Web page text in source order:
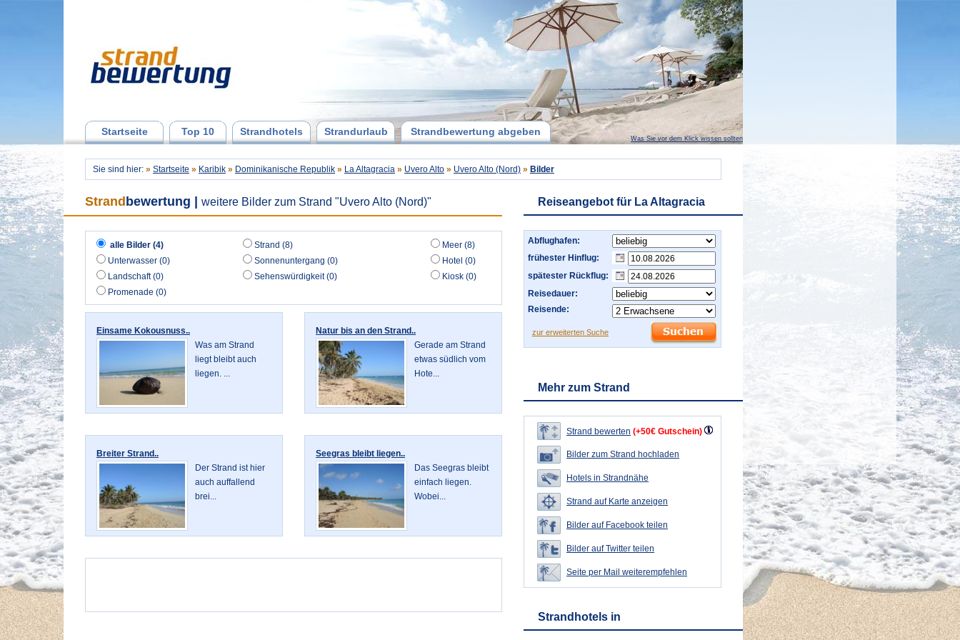
Startseite Top 10 Strandhotels Strandurlaub Strandbewertung abgeben
Was Sie vor dem Klick wissen sollten
Sie sind hier: » Startseite » Karibik » Dominikanische Republik » La Altagracia » Uvero Alto » Uvero Alto (Nord) » Bilder
Strand bewertung weitere Bilder zum Strand "Uvero Alto (Nord)"
alle Bilder (4) Strand (8)
Meer (8)
Unterwasser (0)
Sonnenuntergang (0)
Hotel (0)
Landschaft (0)
Sehenswürdigkeit (0)
Kiosk (0)
Promenade (0)
Einsame Kokousnuss..
Was am Strand
liegt bleibt auch
liegen. ...
Natur bis an den Strand..
Gerade am Strand
etwas südlich vom
Hote...
Breiter Strand..
Der Strand ist hier
auch auffallend
brei...
Seegras bleibt liegen..
Das Seegras bleibt
einfach liegen.
Wobei...
Reiseangebot für La Altagracia
Abflughafen:
frühester Hinflug:
spätester Rückflug:
Reisedauer:
Reisende:
zur erweiterten Suche
Mehr zum Strand
Strand bewerten (+50€ Gutschein)
Bilder zum Strand hochladen
Hotels in Strandnähe
Strand auf Karte anzeigen
Bilder auf Facebook teilen
Bilder auf Twitter teilen
Seite per Mail weiterempfehlen
Strandhotels in